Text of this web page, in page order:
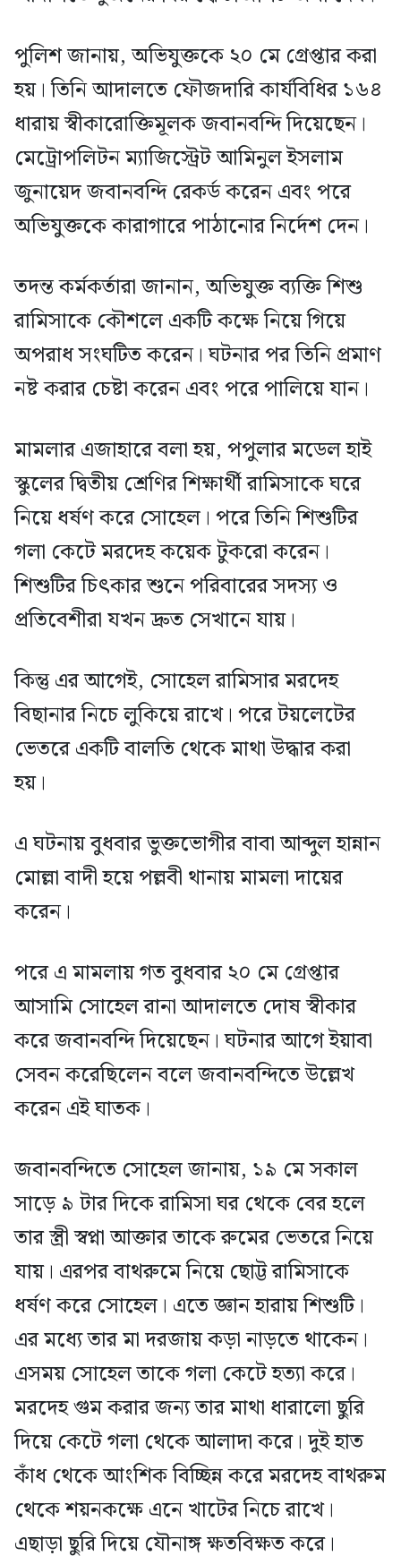
পুলিশ জানায়, অভিযুক্তকে ২০ মে গ্রেপ্তার করা
হয়। তিনি আদালতে ফৌজদারি কার্যবিধির ১৬৪
ধারায় স্বীকারোক্তিমূলক জবানবন্দি দিয়েছেন।
মেট্রোপলিটন ম্যাজিস্ট্রেট আমিনুল ইসলাম
জুনায়েদ জবানবন্দি রেকর্ড করেন এবং পরে
অভিযুক্তকে কারাগারে পাঠানোর নির্দেশ দেন।
তদন্ত কর্মকর্তারা জানান, অভিযুক্ত ব্যক্তি শিশু
রামিসাকে কৌশলে একটি কক্ষে নিয়ে গিয়ে
অপরাধ সংঘটিত করেন। ঘটনার পর তিনি প্রমাণ
নষ্ট করার চেষ্টা করেন এবং পরে পালিয়ে যান।
মামলার এজাহারে বলা হয়, পপুলার মডেল হাই
স্কুলের দ্বিতীয় শ্রেণির শিক্ষার্থী রামিসাকে ঘরে
নিয়ে ধর্ষণ করে সোহেল। পরে তিনি শিশুটির
গলা কেটে মরদেহ কয়েক টুকরো করেন।
শিশুটির চিৎকার শুনে পরিবারের সদস্য ও
প্রতিবেশীরা যখন দ্রুত সেখানে যায়।
কিন্তু এর আগেই, সোহেল রামিসার মরদেহ
বিছানার নিচে লুকিয়ে রাখে। পরে টয়লেটের
ভেতরে একটি বালতি থেকে মাথা উদ্ধার করা
হয়।
এ ঘটনায় বুধবার ভুক্তভোগীর বাবা আব্দুল হান্নান
মোল্লা বাদী হয়ে পল্লবী থানায় মামলা দায়ের
করেন।
পরে এ মামলায় গত বুধবার ২০ মে গ্রেপ্তার
আসামি সোহেল রানা আদালতে দোষ স্বীকার
করে জবানবন্দি দিয়েছেন। ঘটনার আগে ইয়াবা
সেবন করেছিলেন বলে জবানবন্দিতে উল্লেখ
করেন এই ঘাতক।
জবানবন্দিতে সোহেল জানায়, ১৯ মে সকাল
সাড়ে ৯ টার দিকে রামিসা ঘর থেকে বের হলে
তার স্ত্রী স্বপ্না আক্তার তাকে রুমের ভেতরে নিয়ে
যায়। এরপর বাথরুমে নিয়ে ছোট্ট রামিসাকে
ধর্ষণ করে সোহেল। এতে জ্ঞান হারায় শিশুটি।
এর মধ্যে তার মা দরজায় কড়া নাড়তে থাকেন।
এসময় সোহেল তাকে গলা কেটে হত্যা করে।
মরদেহ গুম করার জন্য তার মাথা ধারালো ছুরি
দিয়ে কেটে গলা থেকে আলাদা করে। দুই হাত
কাঁধ থেকে আংশিক বিচ্ছিন্ন করে মরদেহ বাথরুম
থেকে শয়নকক্ষে এনে খাটের নিচে রাখে।
এছাড়া ছুরি দিয়ে যৌনাঙ্গ ক্ষতবিক্ষত করে।